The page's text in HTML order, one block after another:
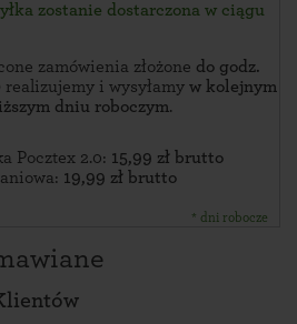
zostanie dostarczona w ciągu
zamówienia złożone do godz.
realizujemy i wysyłamy w kolejnym
dniu roboczym.
Pocztex 2.0: 15,99 zł brutto
19,99 zł brutto
* dni robocze